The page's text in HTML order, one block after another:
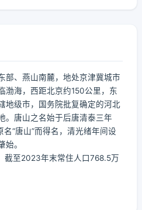
部、燕山南麓，地处京津冀城市
渤海，西距北京约150公里，东
地级市，国务院批复确定的河北
。唐山之名始于后唐清泰三年
名“唐山”而得名，清光绪年间设
始。
截至2023年末常住人口768.5万